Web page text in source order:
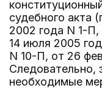
судебного акта
2002 года N 1-
14 июля 2005
N 10-П, от 26
Следовательно,
необходимые